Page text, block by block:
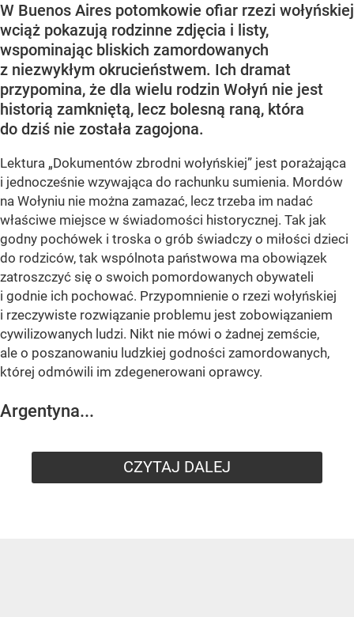
W Buenos Aires potomkowie ofiar rzezi wołyńskiej
wciąż pokazują rodzinne zdjęcia i listy,
wspominając bliskich zamordowanych
z niezwykłym okrucieństwem. Ich dramat
przypomina, że dla wielu rodzin Wołyń nie jest
historią zamkniętą, lecz bolesną raną, która
do dziś nie została zagojona.
Lektura „Dokumentów zbrodni wołyńskiej” jest porażająca
i jednocześnie wzywająca do rachunku sumienia. Mordów
na Wołyniu nie można zamazać, lecz trzeba im nadać
właściwe miejsce w świadomości historycznej. Tak jak
godny pochówek i troska o grób świadczy o miłości dzieci
do rodziców, tak wspólnota państwowa ma obowiązek
zatroszczyć się o swoich pomordowanych obywateli
i godnie ich pochować. Przypomnienie o rzezi wołyńskiej
i rzeczywiste rozwiązanie problemu jest zobowiązaniem
cywilizowanych ludzi. Nikt nie mówi o żadnej zemście,
ale o poszanowaniu ludzkiej godności zamordowanych,
której odmówili im zdegenerowani oprawcy.
Argentyna...
CZYTAJ DALEJ